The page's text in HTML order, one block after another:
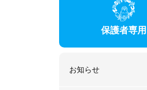
保護者専用
お知らせ